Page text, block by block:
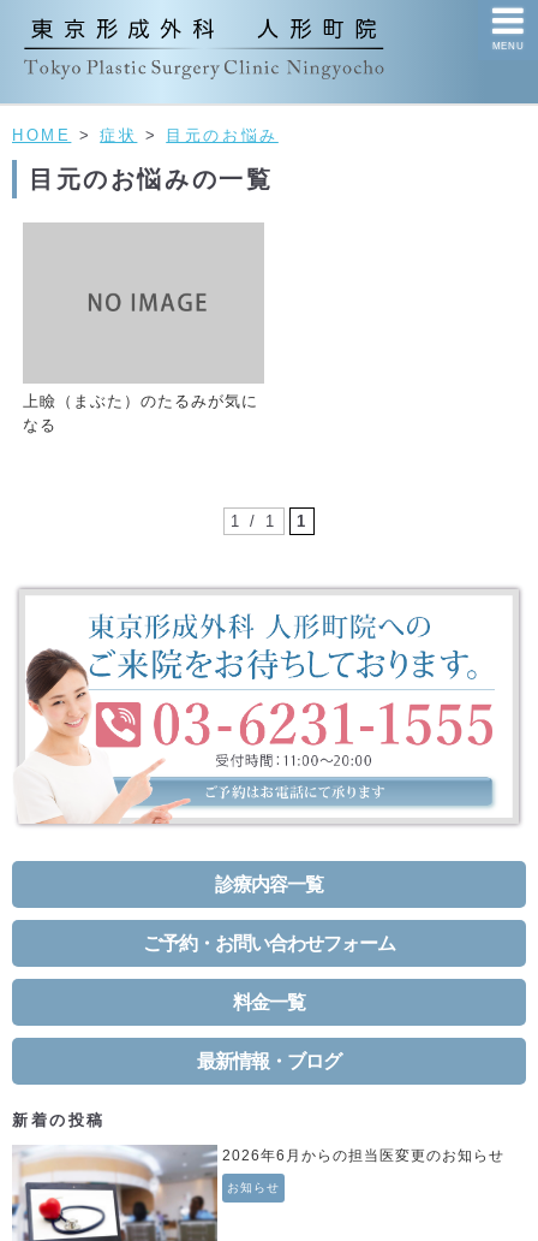
MENU
HOME >症状 > 目元のお悩み
目元のお悩みの一覧
上瞼（まぶた）のたるみが気に
なる
1 / 1 1
診療内容一覧
ご予約・お問い合わせフォーム
料金一覧
最新情報・ブログ
新着の投稿
2026年6月からの担当医変更のお知らせ
お知らせ